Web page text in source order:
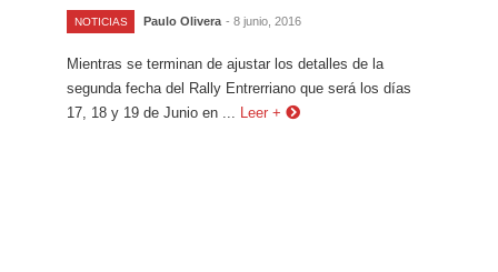
NOTICIAS Paulo Olivera - 8 junio, 2016
Mientras se terminan de ajustar los detalles de la
segunda fecha del Rally Entrerriano que será los días
17, 18 y 19 de Junio en ...
Leer +